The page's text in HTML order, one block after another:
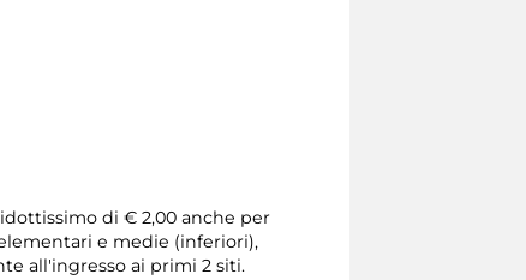
di € 2,00 anche per
e medie (inferiori),
all'ingresso ai primi 2 siti.